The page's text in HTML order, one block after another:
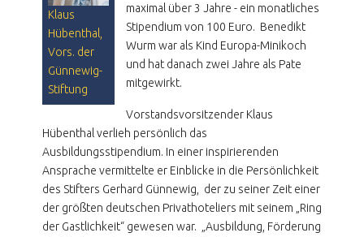
Klaus
Hübenthal,
Vors. der
Günnewig-
Stiftung
maximal über 3 Jahre - ein monatliches
Stipendium von 100 Euro. Benedikt
Wurm war als Kind Europa-Minikoch
und hat danach zwei Jahre als Pate
mitgewirkt.
Vorstandsvorsitzender Klaus
Hübenthal verlieh persönlich das
Ausbildungsstipendium. In einer inspirierenden
Ansprache vermittelte er Einblicke in die Persönlichkeit
des Stifters Gerhard Günnewig, der zu seiner Zeit einer
der größten deutschen Privathoteliers mit seinem „Ring
der Gastlichkeit“ gewesen war. „Ausbildung, Förderung